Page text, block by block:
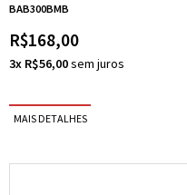
BAB300BMB
R$168,00
3x R$56,00